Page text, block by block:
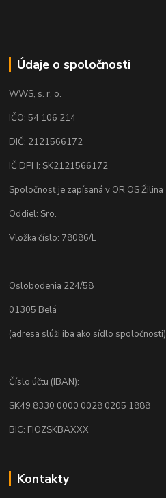
Údaje o spoločnosti
WWS, s. r. o.
IČO: 54 106 214
DIČ: 2121566172
IČ DPH: SK2121566172
Spoločnosť je zapísaná v OR OS Žilina
Oddiel: Sro.
Vložka číslo: 78086/L
Oslobodenia 224/58
01305 Belá
(adresa slúži iba ako sídlo spoločnosti)
Číslo účtu (IBAN):
SK49 8330 0000 0028 0205 1888
BIC: FIOZSKBAXXX
Kontakty